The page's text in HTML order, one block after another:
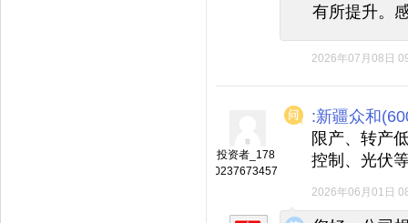
有所提升。
2026年07月08日
投资者_178
0237673457
:新疆众和
限产、转产
控制、光伏
2026年06月01日
◆
◆